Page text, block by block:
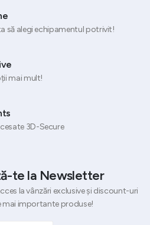
să alegi echipamentul potrivit!
mai mult!
3D-Secure
te la Newsletter
la vânzări exclusive și discount-uri
mai importante produse!